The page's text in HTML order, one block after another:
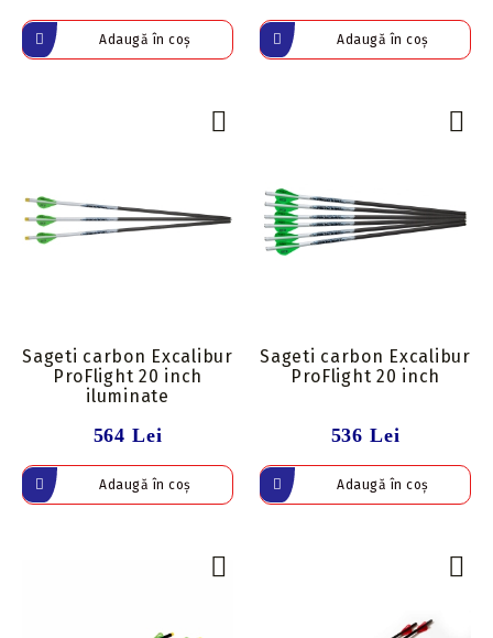
Sageti carbon Excalibur
ProFlight 20 inch
iluminate
564 Lei
Sageti carbon Excalibur
ProFlight 20 inch
536 Lei